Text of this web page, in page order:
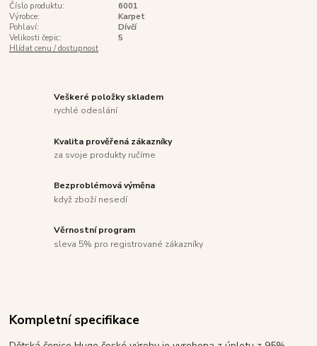
Číslo produktu:
6001
Výrobce:
Karpet
Pohlaví:
Dívčí
Velikosti čepic:
5
Hlídat cenu / dostupnost
Veškeré položky skladem
rychlé odeslání
Kvalita prověřená zákazníky
za svoje produkty ručíme
Bezproblémová výměna
když zboží nesedí
Věrnostní program
sleva 5% pro registrované zákazníky
Kompletní specifikace